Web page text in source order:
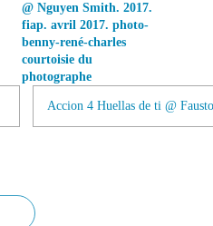
@ Nguyen Smith. 2017.
fiap. avril 2017. photo-
benny-rené-charles
courtoisie du
photographe